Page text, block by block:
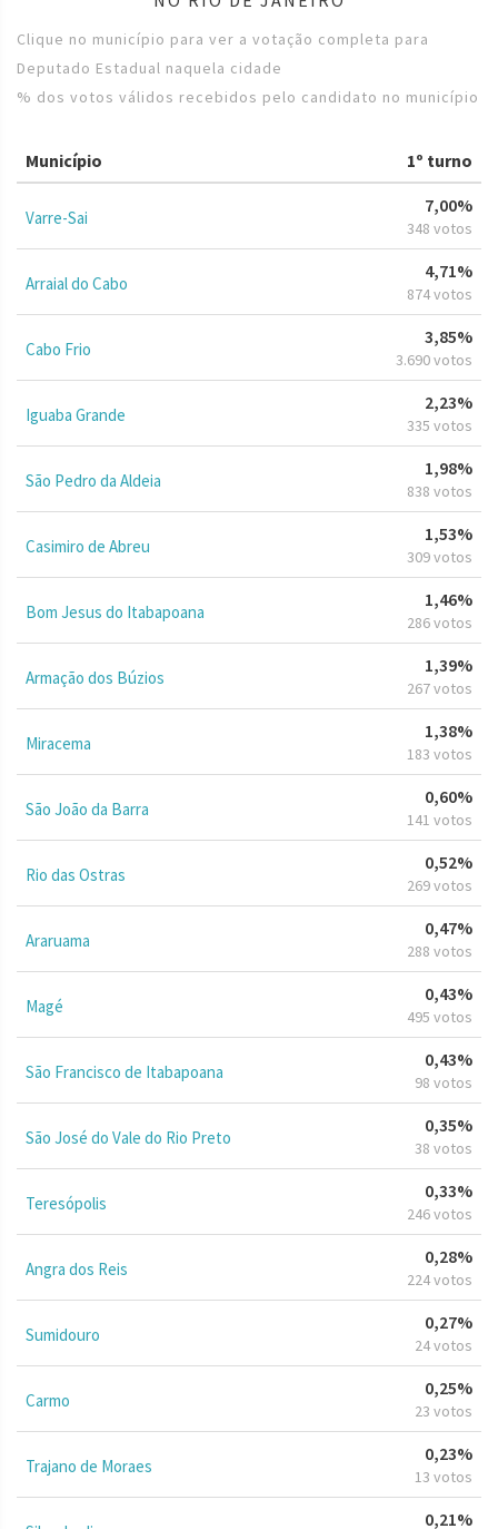
Clique no município para ver a votação completa para
Deputado Estadual naquela cidade
% dos votos válidos recebidos pelo candidato no município
Município 1º turno
Varre-Sai
7,00%
348 votos
Arraial do Cabo
4,71%
874 votos
Cabo Frio
3,85%
3.690 votos
Iguaba Grande
2,23%
335 votos
São Pedro da Aldeia
1,98%
838 votos
Casimiro de Abreu
1,53%
309 votos
Bom Jesus do Itabapoana
1,46%
286 votos
Armação dos Búzios
1,39%
267 votos
Miracema
1,38%
183 votos
São João da Barra
0,60%
141 votos
Rio das Ostras
0,52%
269 votos
Araruama
0,47%
288 votos
Magé
0,43%
495 votos
São Francisco de Itabapoana
0,43%
98 votos
São José do Vale do Rio Preto
0,35%
38 votos
Teresópolis
0,33%
246 votos
Angra dos Reis
0,28%
224 votos
Sumidouro
0,27%
24 votos
Carmo
0,25%
23 votos
Trajano de Moraes
0,23%
13 votos
0,21%